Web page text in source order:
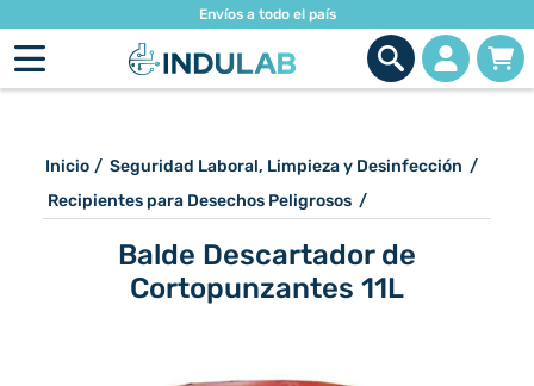
Envíos a todo el país
Inicio / Seguridad Laboral, Limpieza y Desinfección /
Recipientes para Desechos Peligrosos /
Balde Descartador de
Cortopunzantes 11L